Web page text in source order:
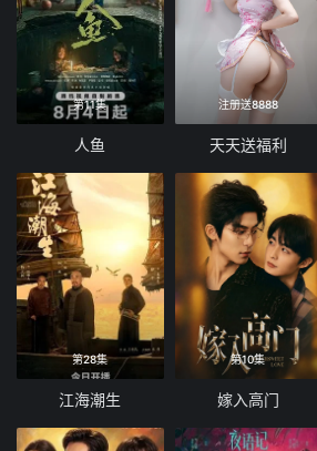
第11集
人鱼
注册送8888
天天送福利
第28集
江海潮生
第10集
嫁入高门